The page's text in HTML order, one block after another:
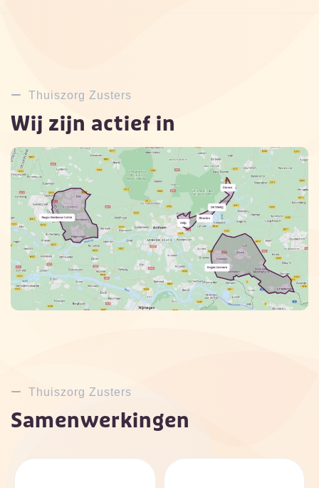
Thuiszorg Zusters
Wij zijn actief in
Thuiszorg Zusters
Samenwerkingen